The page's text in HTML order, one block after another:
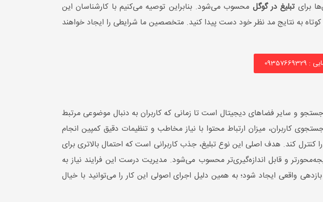
برای تبلیغ در گوگل محسوب می‌شود. بنابراین توصیه می‌کنیم با کارشناسان این
به نتایج مد نظر خود دست پیدا کنید. متخصصین ما شرایطی را ایجاد خواهند
و سایر فضاهای دیجیتال است تا زمانی که کاربران به دنبال موضوعی مرتبط
کاربران، میزان ارتباط محتوا با نیاز مخاطب و تنظیمات دقیق کمپین انجام
کند. هدف اصلی این نوع تبلیغ، جذب کاربرانی است که احتمال بالاتری برای
و قابل اندازه‌گیری‌تر محسوب می‌شود. مدیریت درست این فرایند نیاز به
واقعی ایجاد شود؛ به همین دلیل اجرای اصولی این کار را می‌توانید با خیال